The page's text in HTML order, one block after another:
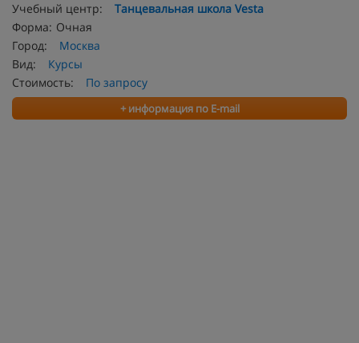
Учебный центр:
Танцевальная школа Vesta
Форма: Очная
Город:
Москва
Вид:
Курсы
Стоимость:
По запросу
+ информация по E-mail